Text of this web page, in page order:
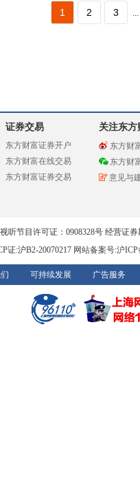
1 2 3 ...
证券交易
东方财富证券开户
东方财富在线交易
东方财富证券交易
关注东方
东方财
东方财
意见与
听节目许可证：0908328号 经营证
证:沪B2-20070217 网站备案号:沪
可持续发展 广告服务